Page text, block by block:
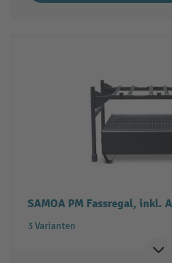
SAMOA PM Fassregal, inkl.
3 Varianten